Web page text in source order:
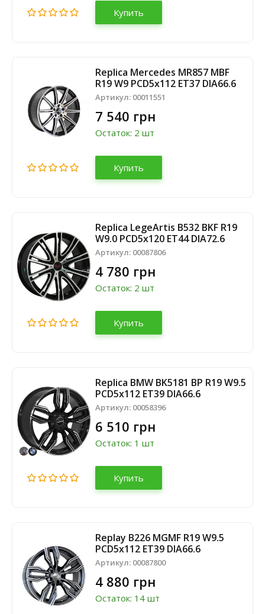
Купить
Replica Mercedes MR857 MBF
R19 W9 PCD5x112 ET37 DIA66.6
Артикул: 00011551
7 540 грн
Остаток: 2 шт
Купить
Replica LegeArtis B532 BKF R19
W9.0 PCD5x120 ET44 DIA72.6
Артикул: 00087806
4 780 грн
Остаток: 2 шт
Купить
Replica BMW BK5181 BP R19 W9.5
PCD5x112 ET39 DIA66.6
Артикул: 00058396
6 510 грн
Остаток: 1 шт
Купить
Replay B226 MGMF R19 W9.5
PCD5x112 ET39 DIA66.6
Артикул: 00087800
4 880 грн
Остаток: 14 шт